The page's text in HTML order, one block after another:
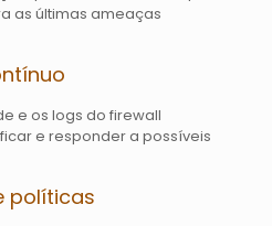
as últimas ameaças
e os logs do firewall
e responder a possíveis
políticas